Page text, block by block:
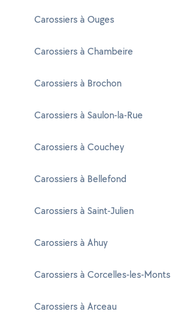
Carossiers à Ouges
Carossiers à Chambeire
Carossiers à Brochon
Carossiers à Saulon-la-Rue
Carossiers à Couchey
Carossiers à Bellefond
Carossiers à Saint-Julien
Carossiers à Ahuy
Carossiers à Corcelles-les-Monts
Carossiers à Arceau